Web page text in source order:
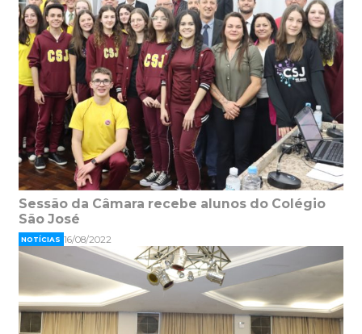
Sessão da Câmara recebe alunos do Colégio
São José
NOTÍCIAS 16/08/2022